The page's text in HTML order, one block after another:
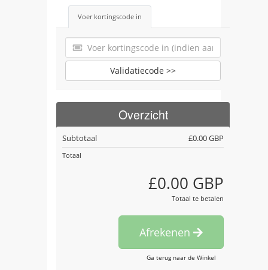
Voer kortingscode in
Validatiecode >>
Overzicht
Subtotaal £0.00 GBP
Totaal
£0.00 GBP
Totaal te betalen
Afrekenen
Ga terug naar de Winkel